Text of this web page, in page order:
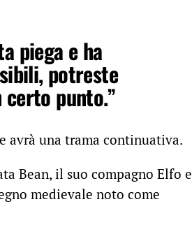
piega e ha
potreste
punto.”
avrà una trama continuativa.
Bean, il suo compagno Elfo e
medievale noto come